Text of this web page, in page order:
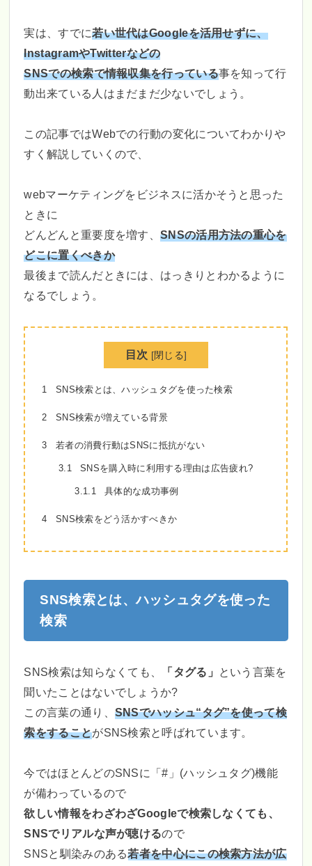
実は、すでに若い世代はGoogleを活用せずに、
InstagramやTwitterなどの
SNSでの検索で情報収集を行っている事を知って行
動出来ている人はまだまだ少ないでしょう。
この記事ではWebでの行動の変化についてわかりや
すく解説していくので、
webマーケティングをビジネスに活かそうと思った
ときに
どんどんと重要度を増す、SNSの活用方法の重心を
どこに置くべきか
最後まで読んだときには、はっきりとわかるように
なるでしょう。
目次 [閉じる]
1 SNS検索とは、ハッシュタグを使った検索
2 SNS検索が増えている背景
3 若者の消費行動はSNSに抵抗がない
3.1 SNSを購入時に利用する理由は広告疲れ?
3.1.1 具体的な成功事例
4 SNS検索をどう活かすべきか
SNS検索とは、ハッシュタグを使った
検索
SNS検索は知らなくても、 「タグる」
という言葉を
聞いたことはないでしょうか?
この言葉の通り、 SNSでハッシュ“タグ”を使って検
索をすることがSNS検索と呼ばれています。
今ではほとんどのSNSに「#」(ハッシュタグ)機能
が備わっているので
欲しい情報をわざわざGoogleで検索しなくても、
SNSでリアルな声が聴けるので
SNSと馴染みのある若者を中心にこの検索方法が広